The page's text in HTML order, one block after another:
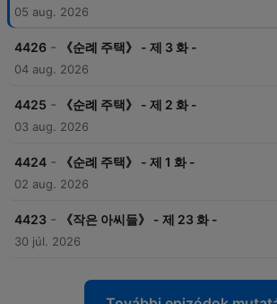
05 aug. 2026
4426 - 《순례 주택》 - 제 3 화 -
04 aug. 2026
4425 - 《순례 주택》 - 제 2 화 -
03 aug. 2026
4424 - 《순례 주택》 - 제 1 화 -
02 aug. 2026
4423 - 《작은 아씨들》 - 제 23 화 -
30 júl. 2026